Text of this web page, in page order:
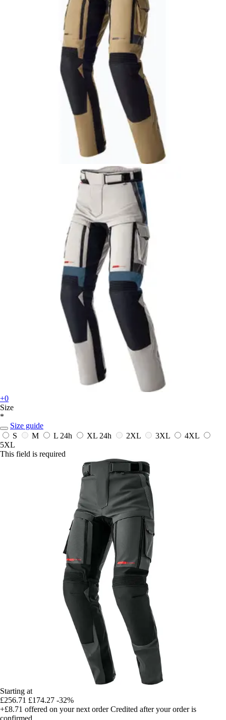
+0
Size
*
Size guide
S
M L 24h XL 24h 2XL 3XL
4XL
5XL
This field is required
Starting at
£256.71 £174.27 -32%
+£8.71 offered on your next order Credited after your order is
confirmed